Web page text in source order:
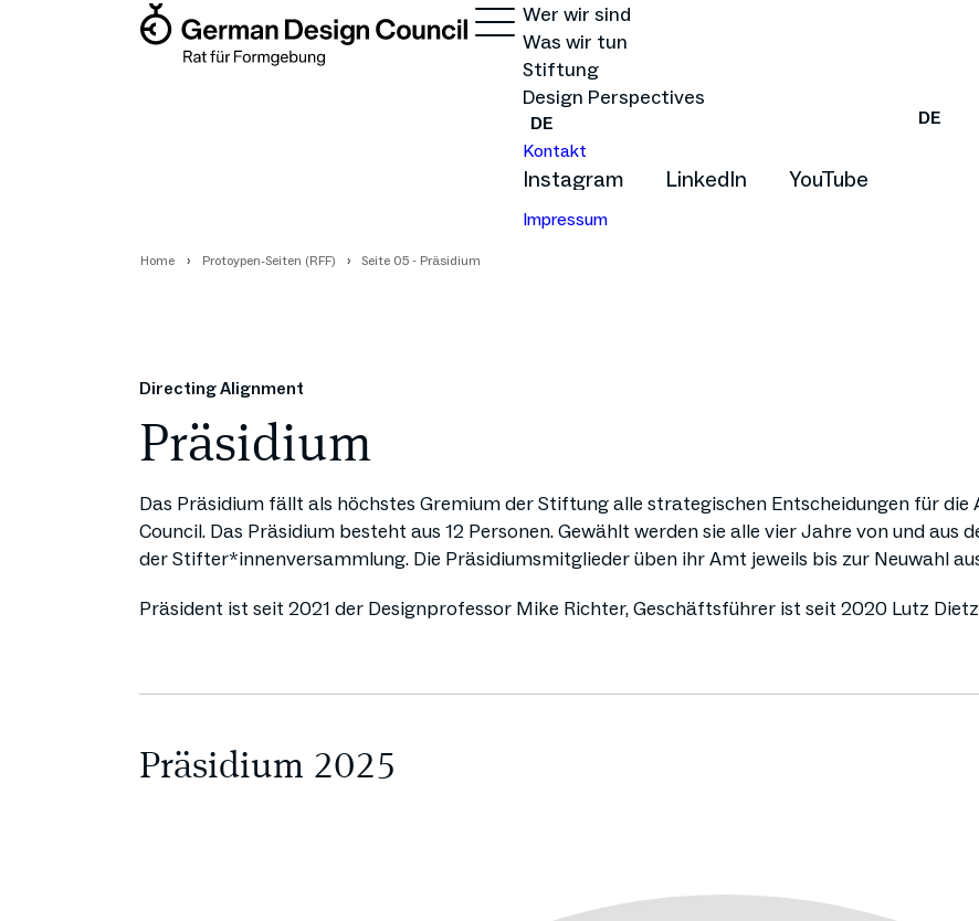
Wer wir sind
Was wir tun
Stiftung
Design Perspectives
DE
Kontakt
Instagram LinkedIn YouTube
Impressum
DE
Home Protoypen-Seiten (RFF) Seite 05 - Präsidium
Directing Alignment
Präsidium
Das Präsidium fällt als höchstes Gremium der Stiftung alle strategischen Entscheidungen für die
Council. Das Präsidium besteht aus 12 Personen. Gewählt werden sie alle vier Jahre von und
der Stifter*innenversammlung. Die Präsidiumsmitglieder üben ihr Amt jeweils bis zur Neuwahl
Präsident ist seit 2021 der Designprofessor Mike Richter, Geschäftsführer ist seit 2020 Lutz
Präsidium 2025